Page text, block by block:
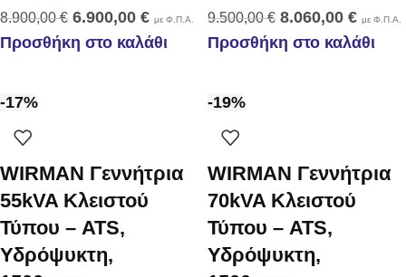
8.900,00€ 6.900,00 € με Φ.Π.Α.
Προσθήκη στο καλάθι
9.500,00€ 8.060,00 € με Φ.Π.Α.
Προσθήκη στο καλάθι
-17%
WIRMAN Γεννήτρια
55kVA Κλειστού
Τύπου – ATS,
Υδρόψυκτη,
-19%
WIRMAN Γεννήτρια
70kVA Κλειστού
Τύπου – ATS,
Υδρόψυκτη,